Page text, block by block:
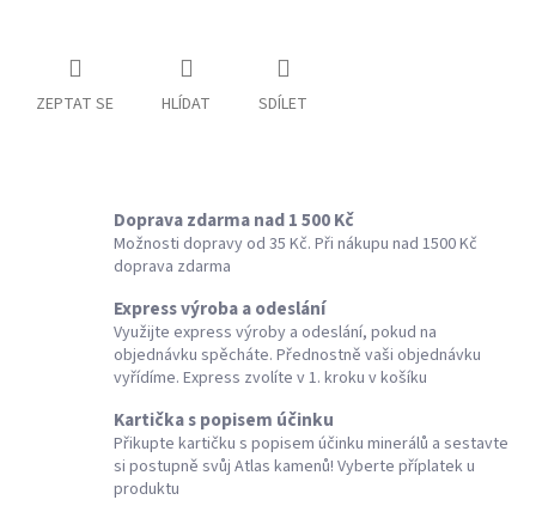
ZEPTAT SE HLÍDAT SDÍLET
Doprava zdarma nad 1 500 Kč
Možnosti dopravy od 35 Kč. Při nákupu nad 1500 Kč
doprava zdarma
Express výroba a odeslání
Využijte express výroby a odeslání, pokud na
objednávku spěcháte. Přednostně vaši objednávku
vyřídíme. Express zvolíte v 1. kroku v košíku
Kartička s popisem účinku
Přikupte kartičku s popisem účinku minerálů a sestavte
si postupně svůj Atlas kamenů! Vyberte příplatek u
produktu